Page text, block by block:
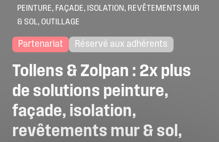
PEINTURE, FAÇADE, ISOLATION, REVÊTEMENTS MUR
& SOL, OUTILLAGE
Partenariat Réservé aux adhérents
Tollens & Zolpan : 2x plus
de solutions peinture,
façade, isolation,
revêtements mur& sol,